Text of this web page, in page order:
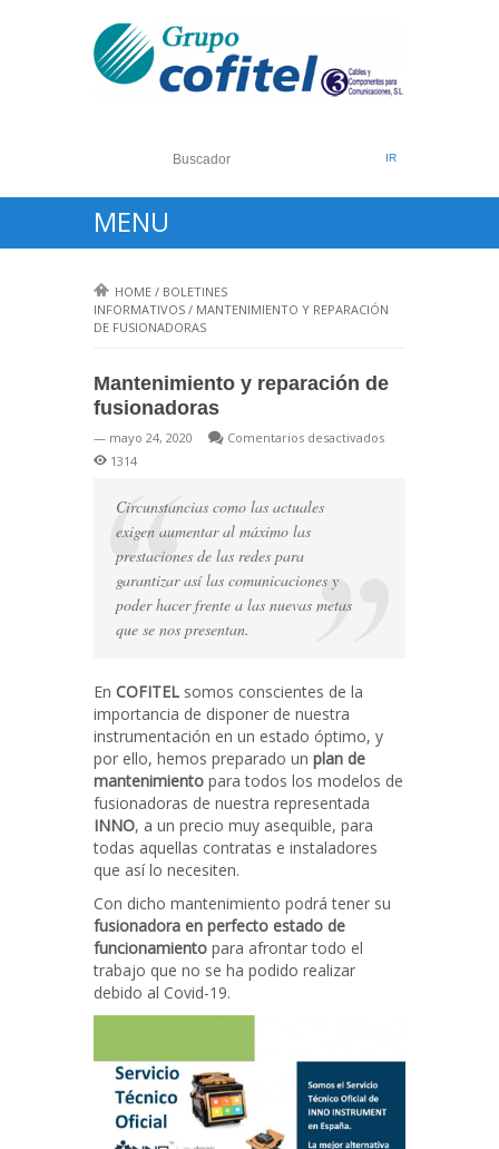
MENU
HOME / BOLETINES
INFORMATIVOS / MANTENIMIENTO Y REPARACIÓN
DE FUSIONADORAS
Mantenimiento y reparación de
fusionadoras
— mayo 24, 2020 Comentarios desactivadosen
1314
Circunstancias como las actuales
exigen aumentar al máximo las
prestaciones de las redes para
garantizar así las comunicaciones y
poder hacer frente a las nuevas metas
que se nos presentan.
En COFITEL somos conscientes de la
importancia de disponer de nuestra
instrumentación en un estado óptimo, y
por ello, hemos preparado un plan de
mantenimiento para todos los modelos de
fusionadoras de nuestra representada
INNO, a un precio muy asequible, para
todas aquellas contratas e instaladores
que así lo necesiten.
Con dicho mantenimiento podrá tener su
fusionadora en perfecto estado de
funcionamiento para afrontar todo el
trabajo que no se ha podido realizar
debido al Covid-19.